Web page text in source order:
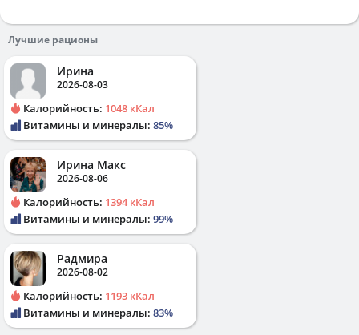
Лучшие рационы
Ирина
2026-08-03
Калорийность: 1048 кКал
Витамины и минералы: 85%
Ирина Макс
2026-08-06
Калорийность: 1394 кКал
Витамины и минералы: 99%
Радмира
2026-08-02
Калорийность: 1193 кКал
Витамины и минералы: 83%